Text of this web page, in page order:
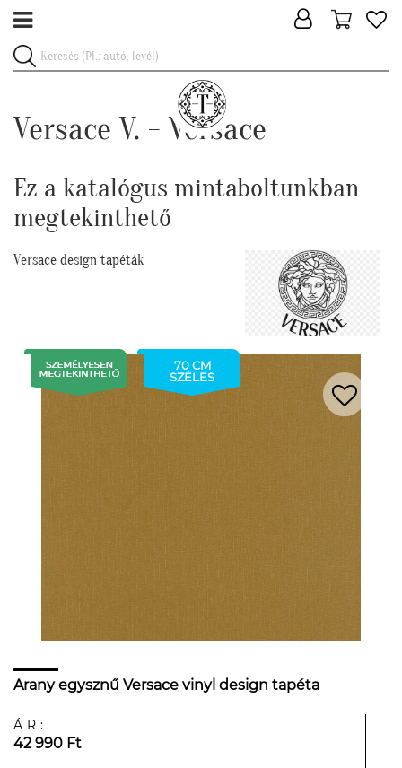
Versace V. - Versace
Ez a katalógus mintaboltunkban
megtekinthető
Versace design tapéták
70 CM
SZÉLES
Arany egysznű Versace vinyl design tapéta
ÁR:
42 990 Ft